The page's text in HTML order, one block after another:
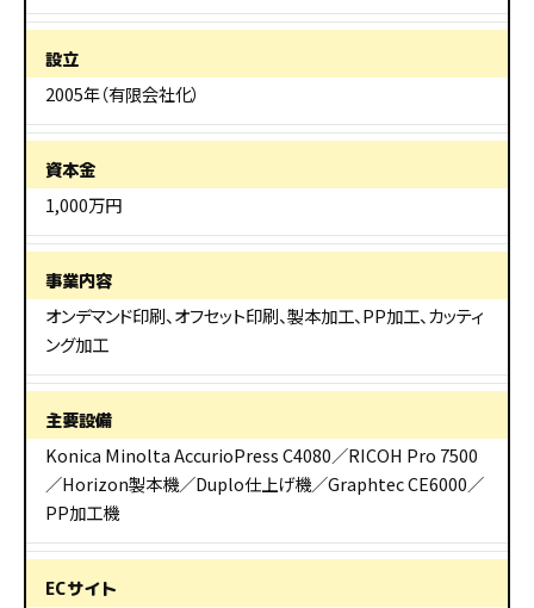
設立
2005年（有限会社化）
資本金
1,000万円
事業内容
オンデマンド印刷、オフセット印刷、製本加工、PP加工、カッティ
ング加工
主要設備
Konica Minolta AccurioPress C4080／RICOH Pro 7500
／Horizon製本機／Duplo仕上げ機／Graphtec CE6000／
PP加工機
ECサイト